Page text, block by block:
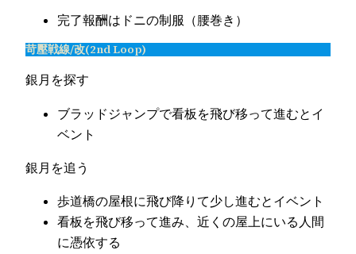
完了報酬はドニの制服（腰巻き）
苛壓戦線/改(2nd Loop)
銀月を探す
ブラッドジャンプで看板を飛び移って進むとイ
ベント
銀月を追う
歩道橋の屋根に飛び降りて少し進むとイベント
看板を飛び移って進み、近くの屋上にいる人間
に憑依する